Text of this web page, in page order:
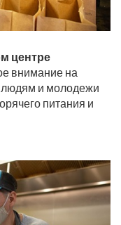
центре
внимание на
и молодежи
питания и